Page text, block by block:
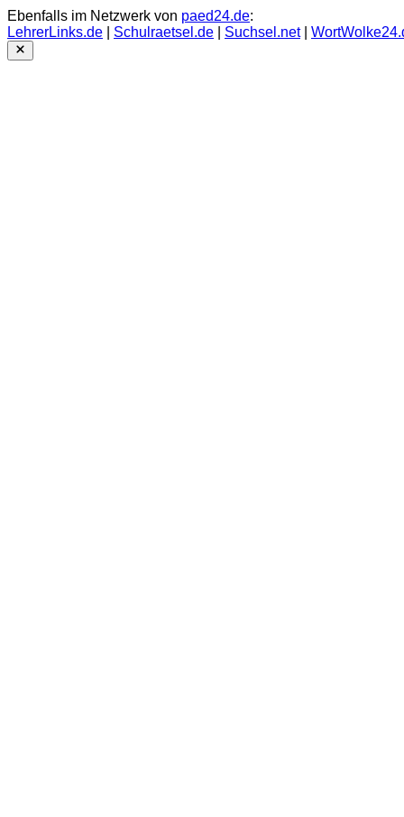
Ebenfalls im Netzwerk von paed24.de:
LehrerLinks.de
Schulraetsel.de Suchsel.net|
Close